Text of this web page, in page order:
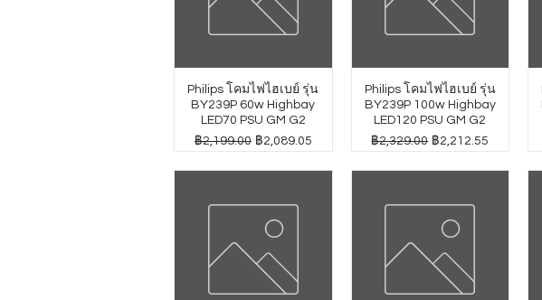
Philips โคมไฟไฮเบย์ รุ่น
BY239P 60w Highbay
LED70 PSU GM G2
ราคาปกติ
฿2,199.00 ราคาขายลด
฿2,089.05
Philips โคมไฟไฮเบย์ รุ่น
BY239P 100w Highbay
LED120 PSU GM G2
ราคาปกติ
฿2,329.00 ราคาขายลด
฿2,212.55